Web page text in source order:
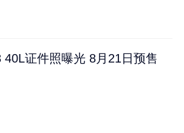
40L证件照曝光 8月21日预售